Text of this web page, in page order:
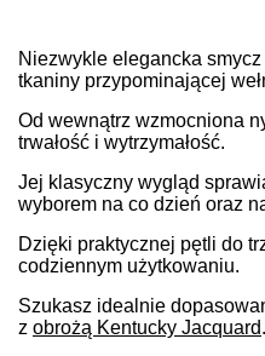
Niezwykle elegancka
tkaniny przypominającej
Od wewnątrz wzmocniona
trwałość i wytrzymałość.
Jej klasyczny wygląd
wyborem na co dzień oraz
Dzięki praktycznej pętli do
codziennym użytkowaniu.
Szukasz idealnie
z obrożą Kentucky Jacquard.